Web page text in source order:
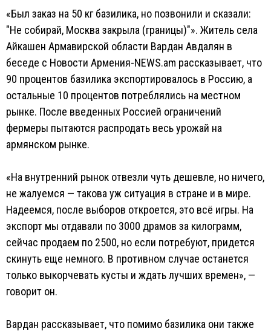
«Был заказ на 50 кг базилика, но позвонили и сказали:
"Не собирай, Москва закрыла (границы)"». Житель села
Айкашен Армавирской области Вардан Авдалян в
беседе с Новости Армения-NEWS.am рассказывает, что
90 процентов базилика экспортировалось в Россию, а
остальные 10 процентов потреблялись на местном
рынке. После введенных Россией ограничений
фермеры пытаются распродать весь урожай на
армянском рынке.
«На внутренний рынок отвезли чуть дешевле, но ничего,
не жалуемся — такова уж ситуация в стране и в мире.
Надеемся, после выборов откроется, это всё игры. На
экспорт мы отдавали по 3000 драмов за килограмм,
сейчас продаем по 2500, но если потребуют, придется
скинуть еще немного. В противном случае останется
только выкорчевать кусты и ждать лучших времен», —
говорит он.
Вардан рассказывает, что помимо базилика они также